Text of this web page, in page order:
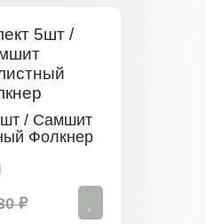
/ Самшит
Фолкнер
₽